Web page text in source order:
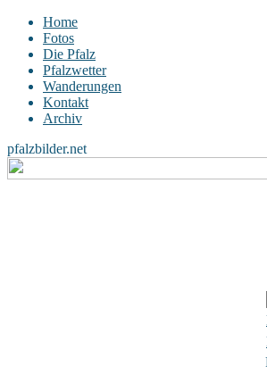
Home
Fotos
Die Pfalz
Pfalzwetter
Wanderungen
Kontakt
Archiv
pfalzbilder.net